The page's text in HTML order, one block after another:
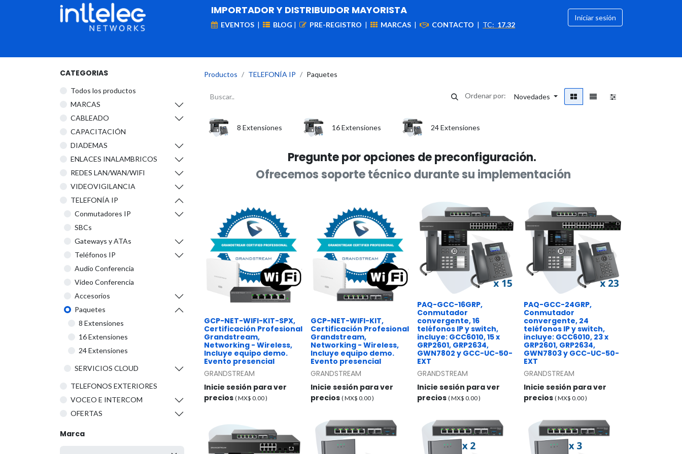
IMPORTADOR Y DISTRIBUIDOR MAYORISTA
EVENTOS | BLOG | PRE-REGISTRO | MARCAS | CONTACTO | TC: 17.32
Iniciar sesión
CATEGORIAS
Todos los productos
​MARCAS
CABLEADO
CAPACITACIÓN
DIADEMAS
ENLACES INALAMBRICOS
REDES LAN/WAN/WIFI
VIDEOVIGILANCIA
TELEFONÍA IP
Conmutadores IP
SBCs
Gateways y ATAs
Teléfonos IP
Audio Conferencia
Video Conferencia
Accesorios
Paquetes
8 Extensiones
16 Extensiones
24 Extensiones
SERVICIOS CLOUD
TELEFONOS EXTERIORES
VOCEO E INTERCOM
OFERTAS
Marca
Productos TELEFONÍA IP Paquetes
Ordenar por: Novedades
8 Extensiones 16 Extensiones 24 Extensiones
Pregunte por opciones de preconfiguración.
Ofrecemos soporte técnico durante su implementación
GCP-NET-WIFI-KIT-SPX,
Certificación Profesional
Grandstream,
Networking - Wireless,
Incluye equipo demo.
Evento presencial
GRANDSTREAM
Inicie sesión para ver
precios ( MX$ 0.00)
GCP-NET-WIFI-KIT,
Certificación Profesional
Grandstream,
Networking - Wireless,
Incluye equipo demo.
Evento presencial
GRANDSTREAM
Inicie sesión para ver
precios ( MX$ 0.00)
PAQ-GCC-16GRP,
Conmutador
convergente, 16
teléfonos IP y switch,
incluye: GCC6010, 15 x
GRP2601, GRP2634,
GWN7802 y GCC-UC-50-
EXT
GRANDSTREAM
Inicie sesión para ver
precios ( MX$ 0.00)
PAQ-GCC-24GRP,
Conmutador
convergente, 24
teléfonos IP y switch,
incluye: GCC6010, 23 x
GRP2601, GRP2634,
GWN7803 y GCC-UC-50-
EXT
GRANDSTREAM
Inicie sesión para ver
precios ( MX$ 0.00)